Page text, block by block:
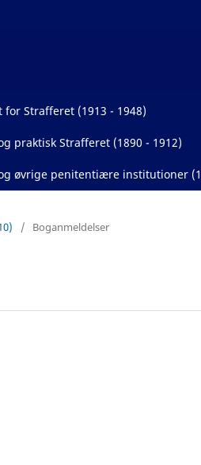
Strafferet (1913 - 1948)
praktisk Strafferet (1890 - 1912)
øvrige penitentiære institutioner
/ Boganmeldelser